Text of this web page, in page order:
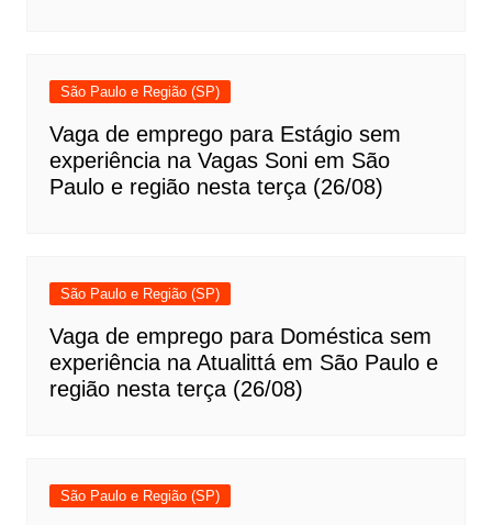
São Paulo e Região (SP)
Vaga de emprego para Estágio sem
experiência na Vagas Soni em São
Paulo e região nesta terça (26/08)
São Paulo e Região (SP)
Vaga de emprego para Doméstica sem
experiência na Atualittá em São Paulo e
região nesta terça (26/08)
São Paulo e Região (SP)